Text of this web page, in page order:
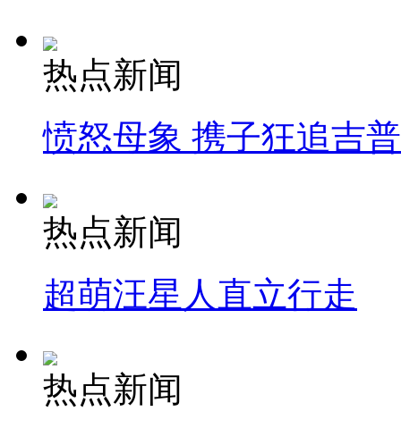
热点新闻
愤怒母象 携子狂追吉
热点新闻
超萌汪星人直立行走
热点新闻